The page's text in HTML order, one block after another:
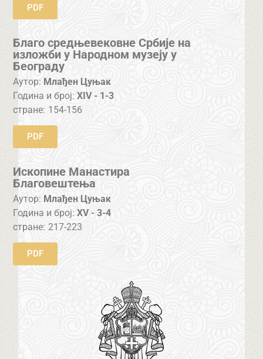
PDF
Благо средњевековне Србије на
изложби у Народном музеју у
Београду
Аутор: Млађен Цуњак
Година и број:XIV - 1-3
стране: 154-156
PDF
Ископине Манастира
Благовештења
Аутор: Млађен Цуњак
Година и број:XV - 3-4
стране: 217-223
PDF